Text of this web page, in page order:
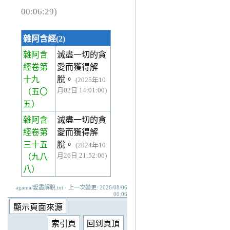
00:06:29)
雜阿含經(2)
雜阿含
經卷第
十九
（五〇
五）
滅盡一切的貪
愛而獲得解
脫。
(2025年10
月02日 14:01:00)
雜阿含
經卷第
三十五
（九八
八）
滅盡一切的貪
愛而獲得解
脫。
(2024年10
月26日 21:52:06)
agama/愛盡解脫.txt · 上一次變更: 2026/08/06
00:06